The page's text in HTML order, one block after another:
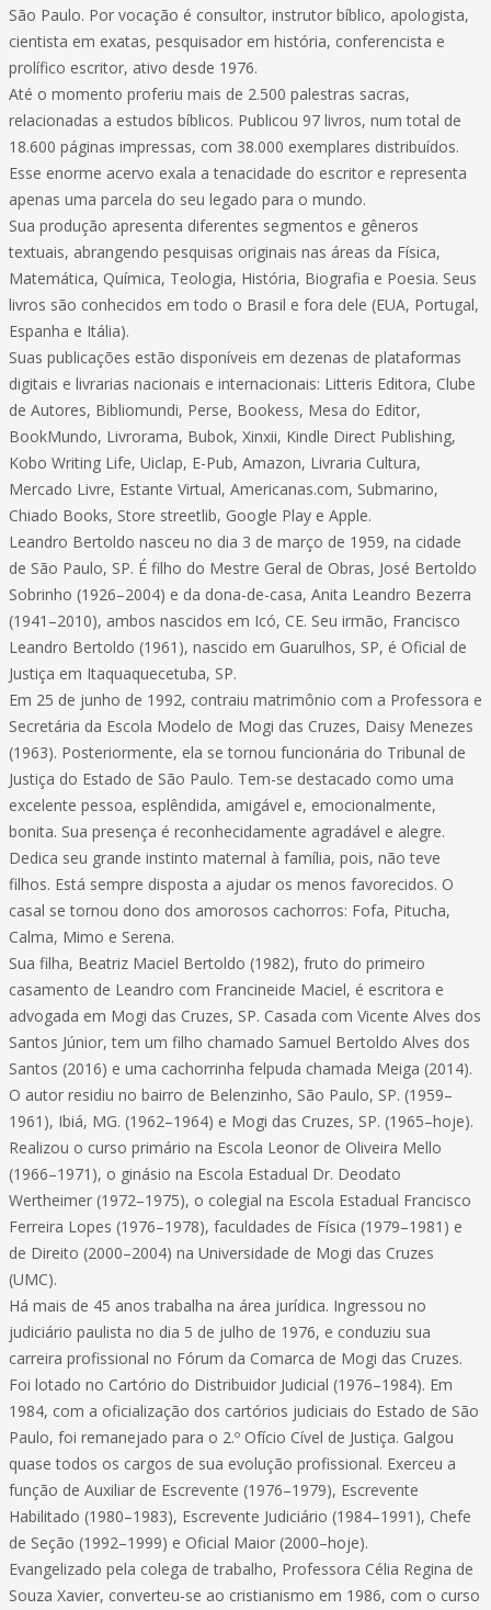
São Paulo. Por vocação é consultor, instrutor bíblico, apologista,
cientista em exatas, pesquisador em história, conferencista e
prolífico escritor, ativo desde 1976.
Até o momento proferiu mais de 2.500 palestras sacras,
relacionadas a estudos bíblicos. Publicou 97 livros, num total de
18.600 páginas impressas, com 38.000 exemplares distribuídos.
Esse enorme acervo exala a tenacidade do escritor e representa
apenas uma parcela do seu legado para o mundo.
Sua produção apresenta diferentes segmentos e gêneros
textuais, abrangendo pesquisas originais nas áreas da Física,
Matemática, Química, Teologia, História, Biografia e Poesia. Seus
livros são conhecidos em todo o Brasil e fora dele (EUA, Portugal,
Espanha e Itália).
Suas publicações estão disponíveis em dezenas de plataformas
digitais e livrarias nacionais e internacionais: Litteris Editora, Clube
de Autores, Bibliomundi, Perse, Bookess, Mesa do Editor,
BookMundo, Livrorama, Bubok, Xinxii, Kindle Direct Publishing,
Kobo Writing Life, Uiclap, E-Pub, Amazon, Livraria Cultura,
Mercado Livre, Estante Virtual, Americanas.com, Submarino,
Chiado Books, Store streetlib, Google Play e Apple.
Leandro Bertoldo nasceu no dia 3 de março de 1959, na cidade
de São Paulo, SP. É filho do Mestre Geral de Obras, José Bertoldo
Sobrinho (1926–2004) e da dona-de-casa, Anita Leandro Bezerra
(1941–2010), ambos nascidos em Icó, CE. Seu irmão, Francisco
Leandro Bertoldo (1961), nascido em Guarulhos, SP, é Oficial de
Justiça em Itaquaquecetuba, SP.
Em 25 de junho de 1992, contraiu matrimônio com a Professora e
Secretária da Escola Modelo de Mogi das Cruzes, Daisy Menezes
(1963). Posteriormente, ela se tornou funcionária do Tribunal de
Justiça do Estado de São Paulo. Tem-se destacado como uma
excelente pessoa, esplêndida, amigável e, emocionalmente,
bonita. Sua presença é reconhecidamente agradável e alegre.
Dedica seu grande instinto maternal à família, pois, não teve
filhos. Está sempre disposta a ajudar os menos favorecidos. O
casal se tornou dono dos amorosos cachorros: Fofa, Pitucha,
Calma, Mimo e Serena.
Sua filha, Beatriz Maciel Bertoldo (1982), fruto do primeiro
casamento de Leandro com Francineide Maciel, é escritora e
advogada em Mogi das Cruzes, SP. Casada com Vicente Alves dos
Santos Júnior, tem um filho chamado Samuel Bertoldo Alves dos
Santos (2016) e uma cachorrinha felpuda chamada Meiga (2014).
O autor residiu no bairro de Belenzinho, São Paulo, SP. (1959–
1961), Ibiá, MG. (1962–1964) e Mogi das Cruzes, SP. (1965–hoje).
Realizou o curso primário na Escola Leonor de Oliveira Mello
(1966–1971), o ginásio na Escola Estadual Dr. Deodato
Wertheimer (1972–1975), o colegial na Escola Estadual Francisco
Ferreira Lopes (1976–1978), faculdades de Física (1979–1981) e
de Direito (2000–2004) na Universidade de Mogi das Cruzes
(UMC).
Há mais de 45 anos trabalha na área jurídica. Ingressou no
judiciário paulista no dia 5 de julho de 1976, e conduziu sua
carreira profissional no Fórum da Comarca de Mogi das Cruzes.
Foi lotado no Cartório do Distribuidor Judicial (1976–1984). Em
1984, com a oficialização dos cartórios judiciais do Estado de São
Paulo, foi remanejado para o 2.º Ofício Cível de Justiça. Galgou
quase todos os cargos de sua evolução profissional. Exerceu a
função de Auxiliar de Escrevente (1976–1979), Escrevente
Habilitado (1980–1983), Escrevente Judiciário (1984–1991), Chefe
de Seção (1992–1999) e Oficial Maior (2000–hoje).
Evangelizado pela colega de trabalho, Professora Célia Regina de
Souza Xavier, converteu-se ao cristianismo em 1986, com o curso